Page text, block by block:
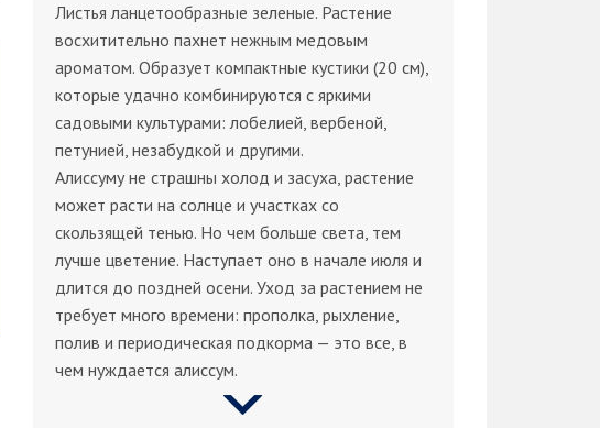
Листья ланцетообразные зеленые. Растение
восхитительно пахнет нежным медовым
ароматом. Образует компактные кустики (20 см),
которые удачно комбинируются с яркими
садовыми культурами: лобелией, вербеной,
петунией, незабудкой и другими.
Алиссуму не страшны холод и засуха, растение
может расти на солнце и участках со
скользящей тенью. Но чем больше света, тем
лучше цветение. Наступает оно в начале июля и
длится до поздней осени. Уход за растением не
требует много времени: прополка, рыхление,
полив и периодическая подкорма — это все, в
чем нуждается алиссум.